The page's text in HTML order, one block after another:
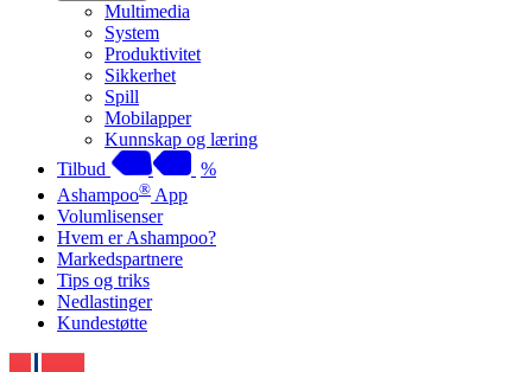
Multimedia
System
Produktivitet
Sikkerhet
Spill
Mobilapper
Kunnskap og læring
Tilbud
%
Ashampoo® App
Volumlisenser
Hvem er Ashampoo?
Markedspartnere
Tips og triks
Nedlastinger
Kundestøtte